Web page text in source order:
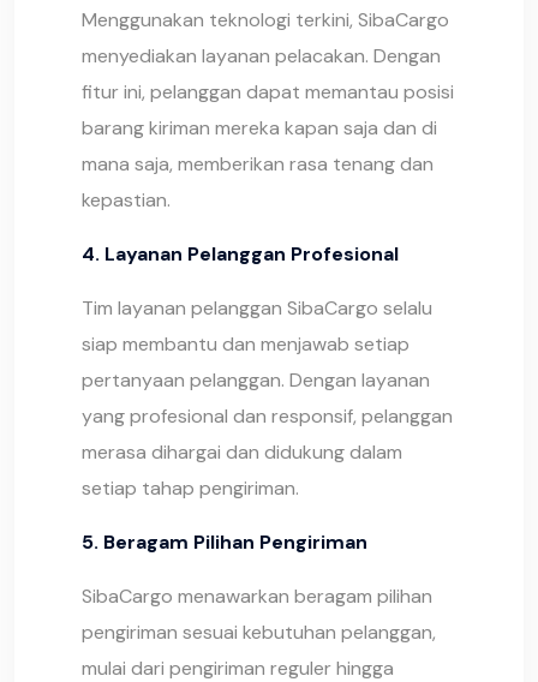
Menggunakan teknologi terkini, SibaCargo
menyediakan layanan pelacakan. Dengan
fitur ini, pelanggan dapat memantau posisi
barang kiriman mereka kapan saja dan di
mana saja, memberikan rasa tenang dan
kepastian.
4. Layanan Pelanggan Profesional
Tim layanan pelanggan SibaCargo selalu
siap membantu dan menjawab setiap
pertanyaan pelanggan. Dengan layanan
yang profesional dan responsif, pelanggan
merasa dihargai dan didukung dalam
setiap tahap pengiriman.
5. Beragam Pilihan Pengiriman
SibaCargo menawarkan beragam pilihan
pengiriman sesuai kebutuhan pelanggan,
mulai dari pengiriman reguler hingga